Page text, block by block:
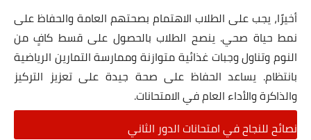
أخيرًا، يجب على الطلاب الاهتمام بصحتهم العامة والحفاظ على
نمط حياة صحي. ينصح الطلاب بالحصول على قسط كافٍ من
النوم وتناول وجبات غذائية متوازنة وممارسة التمارين الرياضية
بانتظام. يساعد الحفاظ على صحة جيدة على تعزيز التركيز
والذاكرة والأداء العام في الامتحانات.
نصائح للنجاح في امتحانات الدور الثاني